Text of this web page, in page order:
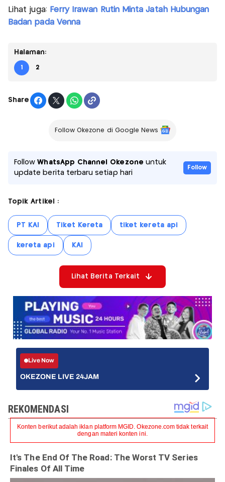
Lihat juga: Ferry Irawan Rutin Minta Jatah Hubungan
Badan pada Venna
Halaman:
1 2
Share
Follow Okezone di Google News
FollowWhatsApp Channel Okezone untuk
update berita terbaru setiap hari
Follow
Topik Artikel :
PT KAI Tiket Kereta tiket kereta api
kereta api KAI
Lihat Berita Terkait
Live Now
OKEZONE LIVE 24JAM